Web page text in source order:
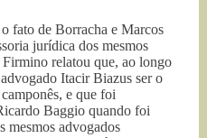
fato de Borracha e Marcos
jurídica dos mesmos
relatou que, ao longo
Itacir Biazus ser o
e que foi
Baggio quando foi
mesmos advogados